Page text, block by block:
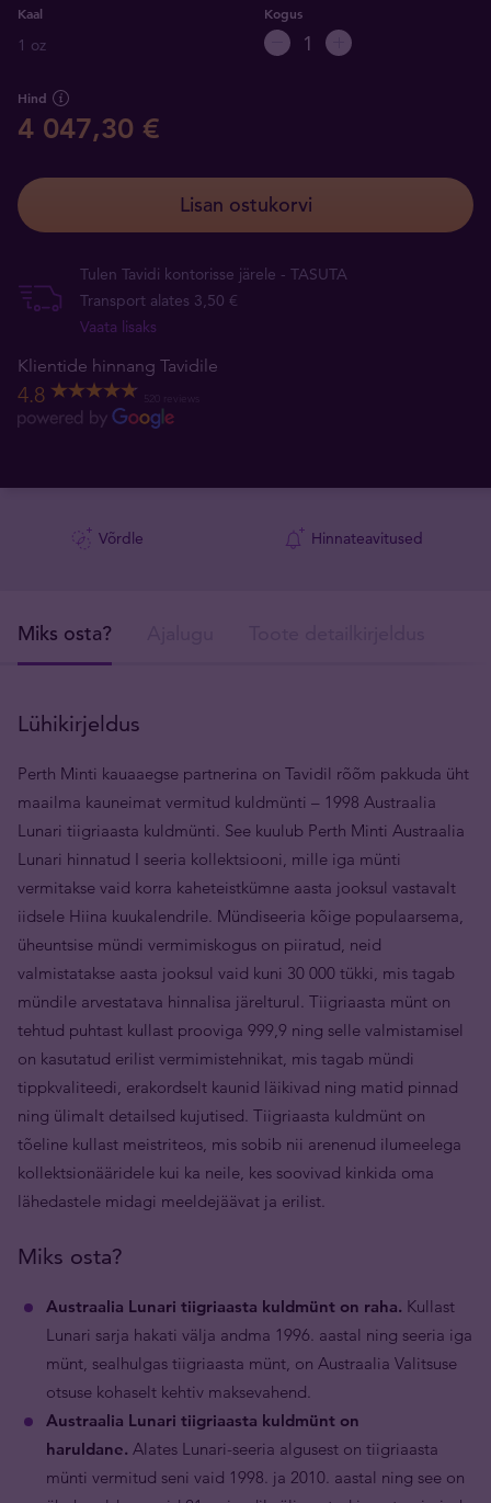
Kaal
1 oz
Kogus
Hind
4 047,30 €
Lisan ostukorvi
Tulen Tavidi kontorisse järele - TASUTA
Transport alates 3,50 €
Vaata lisaks
Klientide hinnang Tavidile
4.8
Võrdle Hinnateavitused
Miks osta?
Lühikirjeldus
Perth Minti kauaaegse partnerina on Tavidil rõõm pakkuda üht
maailma kauneimat vermitud kuldmünti ­– 1998 Austraalia
Lunari tiigriaasta kuldmünti. See kuulub Perth Minti Austraalia
Lunari hinnatud I seeria kollektsiooni, mille iga münti
vermitakse vaid korra kaheteistkümne aasta jooksul vastavalt
iidsele Hiina kuukalendrile. Mündiseeria kõige populaarsema,
üheuntsise mündi vermimiskogus on piiratud, neid
valmistatakse aasta jooksul vaid kuni 30 000 tükki, mis tagab
mündile arvestatava hinnalisa järelturul. Tiigriaasta münt on
tehtud puhtast kullast prooviga 999,9 ning selle valmistamisel
on kasutatud erilist vermimistehnikat, mis tagab mündi
tippkvaliteedi, erakordselt kaunid läikivad ning matid pinnad
ning ülimalt detailsed kujutised. Tiigriaasta kuldmünt on
tõeline kullast meistriteos, mis sobib nii arenenud ilumeelega
kollektsionääridele kui ka neile, kes soovivad kinkida oma
lähedastele midagi meeldejäävat ja erilist.
Miks osta?
Austraalia Lunari tiigriaasta kuldmünt on raha. Kullast
Lunari sarja hakati välja andma 1996. aastal ning seeria iga
münt, sealhulgas tiigriaasta münt, on Austraalia Valitsuse
otsuse kohaselt kehtiv maksevahend.
Austraalia Lunari tiigriaasta kuldmünt on
haruldane. Alates Lunari-seeria algusest on tiigriaasta
münti vermitud seni vaid 1998. ja 2010. aastal ning see on